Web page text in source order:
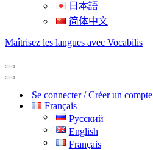
日本語
简体中文
Maîtrisez les langues avec Vocabilis
Menu
de
Menu
navigationSe connecter / Créer un compte
Français
Русский
English
Français